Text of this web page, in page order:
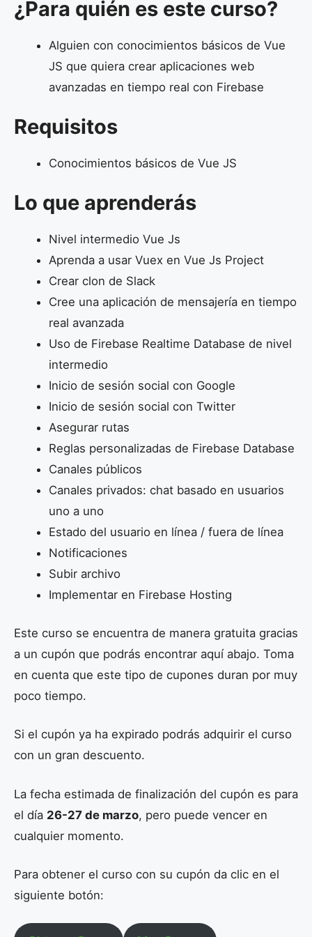
¿Para quién es este curso?
Alguien con conocimientos básicos de Vue
JS que quiera crear aplicaciones web
avanzadas en tiempo real con Firebase
Requisitos
Conocimientos básicos de Vue JS
Lo que aprenderás
Nivel intermedio Vue Js
Aprenda a usar Vuex en Vue Js Project
Crear clon de Slack
Cree una aplicación de mensajería en tiempo
real avanzada
Uso de Firebase Realtime Database de nivel
intermedio
Inicio de sesión social con Google
Inicio de sesión social con Twitter
Asegurar rutas
Reglas personalizadas de Firebase Database
Canales públicos
Canales privados: chat basado en usuarios
uno a uno
Estado del usuario en línea / fuera de línea
Notificaciones
Subir archivo
Implementar en Firebase Hosting
Este curso se encuentra de manera gratuita gracias
a un cupón que podrás encontrar aquí abajo. Toma
en cuenta que este tipo de cupones duran por muy
poco tiempo.
Si el cupón ya ha expirado podrás adquirir el curso
con un gran descuento.
La fecha estimada de finalización del cupón es para
el día 26-27 de marzo, pero puede vencer en
cualquier momento.
Para obtener el curso con su cupón da clic en el
siguiente botón: